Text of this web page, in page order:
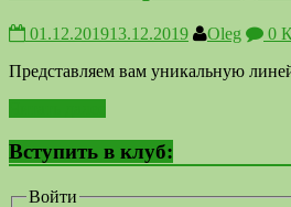
01.12.201913.12.2019 Oleg 0
Представляем вам уникальную
Вступить в клуб:
Войти